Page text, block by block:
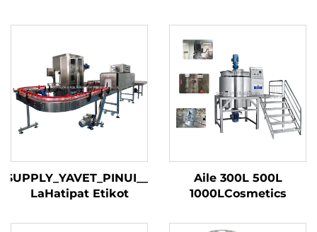
Aile 300L 500L
1000LCosmetics
Machine Shampoo
_SUPPLY_YAVET_PINUI_
LaHatipat Etikot
Ovhan Etikot Shelif